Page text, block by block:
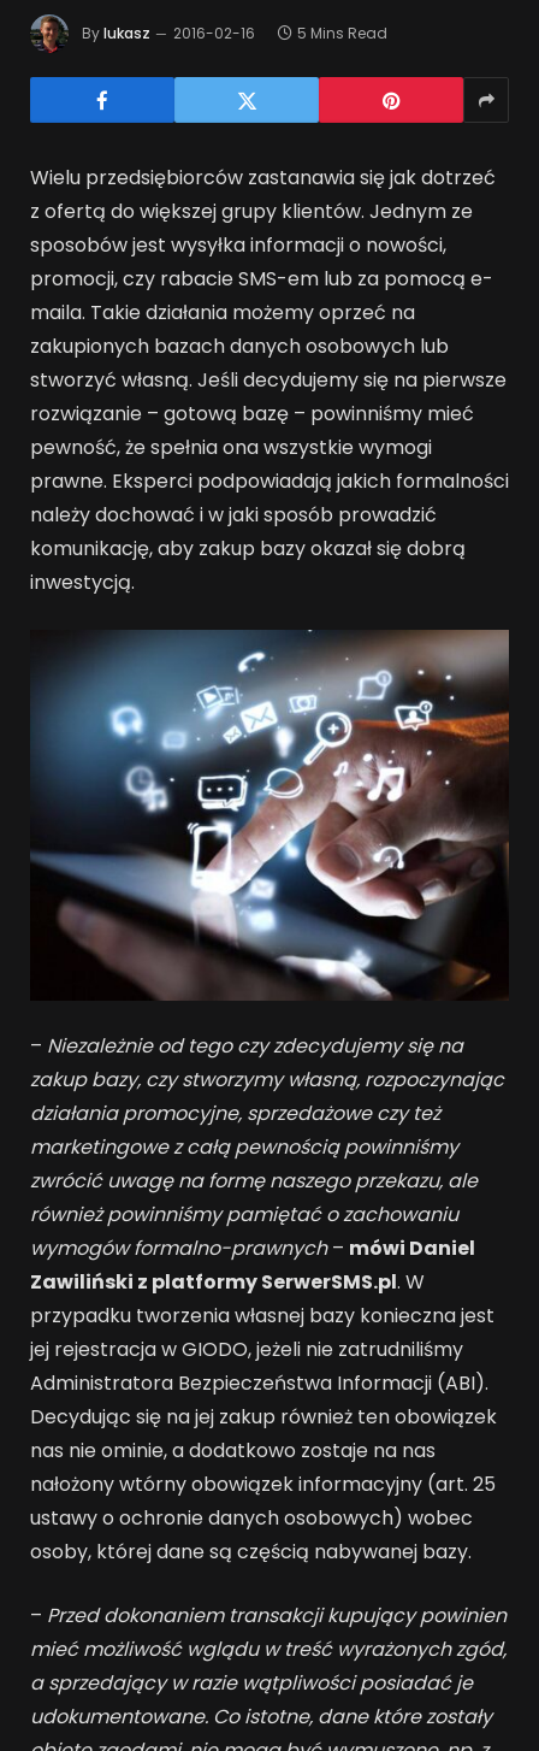
Bylukasz 2016-02-16 5 Mins Read
Wielu przedsiębiorców zastanawia się jak dotrzeć
z ofertą do większej grupy klientów. Jednym ze
sposobów jest wysyłka informacji o nowości,
promocji, czy rabacie SMS-em lub za pomocą e-
maila. Takie działania możemy oprzeć na
zakupionych bazach danych osobowych lub
stworzyć własną. Jeśli decydujemy się na pierwsze
rozwiązanie – gotową bazę – powinniśmy mieć
pewność, że spełnia ona wszystkie wymogi
prawne. Eksperci podpowiadają jakich formalności
należy dochować i w jaki sposób prowadzić
komunikację, aby zakup bazy okazał się dobrą
inwestycją.
– Niezależnie od tego czy zdecydujemy się na
zakup bazy, czy stworzymy własną, rozpoczynając
działania promocyjne, sprzedażowe czy też
marketingowe z całą pewnością powinniśmy
zwrócić uwagę na formę naszego przekazu, ale
również powinniśmy pamiętać o zachowaniu
wymogów formalno-prawnych– mówi Daniel
Zawiliński z platformy SerwerSMS.pl. W
przypadku tworzenia własnej bazy konieczna jest
jej rejestracja w GIODO, jeżeli nie zatrudniliśmy
Administratora Bezpieczeństwa Informacji (ABI).
Decydując się na jej zakup również ten obowiązek
nas nie ominie, a dodatkowo zostaje na nas
nałożony wtórny obowiązek informacyjny (art. 25
ustawy o ochronie danych osobowych) wobec
osoby, której dane są częścią nabywanej bazy.
– Przed dokonaniem transakcji kupujący powinien
mieć możliwość wglądu w treść wyrażonych zgód,
a sprzedający w razie wątpliwości posiadać je
udokumentowane. Co istotne, dane które zostały